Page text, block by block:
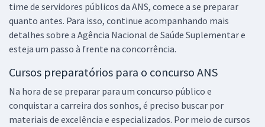
time de servidores públicos da ANS, comece a se preparar
quanto antes. Para isso, continue acompanhando mais
detalhes sobre a Agência Nacional de Saúde Suplementar e
esteja um passo à frente na concorrência.
Cursos preparatórios para o concurso ANS
Na hora de se preparar para um concurso público e
conquistar a carreira dos sonhos, é preciso buscar por
materiais de excelência e especializados. Por meio de cursos